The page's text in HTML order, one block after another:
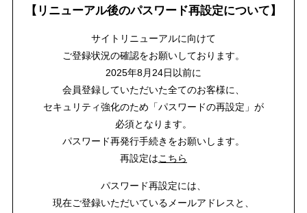
【リニューアル後のパスワード再設定について】
サイトリニューアルに向けて
ご登録状況の確認をお願いしております。
2025年8月24日以前に
会員登録していただいた全てのお客様に、
セキュリティ強化のため「パスワードの再設定」が
必須となります。
パスワード再発行手続きをお願いします。
再設定はこちら
パスワード再設定には、
現在ご登録いただいているメールアドレスと、